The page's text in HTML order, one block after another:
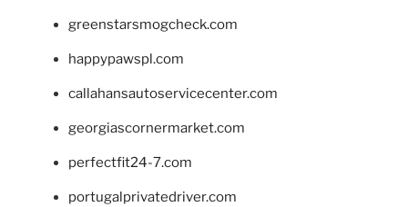
greenstarsmogcheck.com
happypawspl.com
callahansautoservicecenter.com
georgiascornermarket.com
perfectfit24-7.com
portugalprivatedriver.com